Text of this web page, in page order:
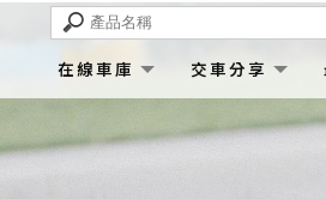
在線車庫 交車分享